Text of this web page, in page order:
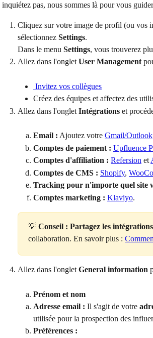
inquiétez pas, nous sommes là pour vous
Cliquez sur votre image de profil (ou vos
sélectionnez Settings.
Dans le menu Settings, vous trouverez
Allez dans l'onglet User Management
Invitez vos collègues
Créez des équipes et affectez des
Allez dans l'onglet Intégrations et
Email : Ajoutez votre Gmail/Outlook
Comptes de paiement : Upfluence
Comptes d'affiliation : Refersion et
Comptes de CMS : Shopify,
Tracking pour n'importe quel site
Comptes marketing : Klaviyo.
💡 Conseil : Partagez les
collaboration. En savoir plus :
Allez dans l'onglet General information
Prénom et nom
Adresse email : Il s'agit de votre
utilisée pour la prospection des
Préférences :